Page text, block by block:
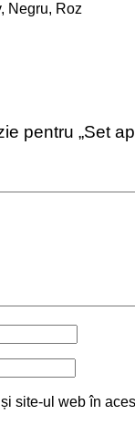
Negru, Roz
pentru „Set
site-ul web în